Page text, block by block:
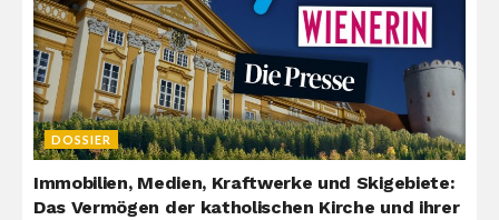
DOSSIER
Immobilien, Medien, Kraftwerke und Skigebiete:
Das Vermögen der katholischen Kirche und ihrer